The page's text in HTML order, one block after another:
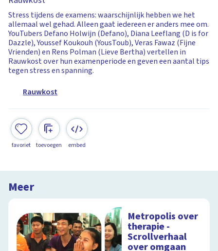
Stress tijdens de examens: waarschijnlijk hebben we het
allemaal wel gehad. Alleen gaat iedereen er anders mee om.
YouTubers Defano Holwijn (Defano), Diana Leeflang (D is for
Dazzle), Youssef Koukouh (YousToub), Veras Fawaz (Fijne
Vrienden) en Rens Polman (Lieve Bertha) vertellen in
Rauwkost over hun examenperiode en geven een aantal tips
tegen stress en spanning.
Rauwkost
favoriet toevoegen embed
Meer
Metropolis over
therapie -
Scrollverhaal
over omgaan